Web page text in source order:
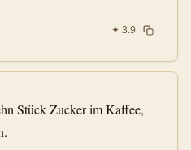
✦ 3.9
Stück Zucker im Kaffee,